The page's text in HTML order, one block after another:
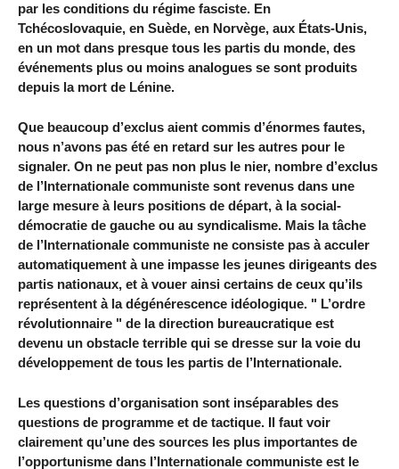
par les conditions du régime fasciste. En
Tchécoslovaquie, en Suède, en Norvège, aux États-Unis,
en un mot dans presque tous les partis du monde, des
événements plus ou moins analogues se sont produits
depuis la mort de Lénine.
Que beaucoup d’exclus aient commis d’énormes fautes,
nous n’avons pas été en retard sur les autres pour le
signaler. On ne peut pas non plus le nier, nombre d’exclus
de l’Internationale communiste sont revenus dans une
large mesure à leurs positions de départ, à la social-
démocratie de gauche ou au syndicalisme. Mais la tâche
de l’Internationale communiste ne consiste pas à acculer
automatiquement à une impasse les jeunes dirigeants des
partis nationaux, et à vouer ainsi certains de ceux qu’ils
représentent à la dégénérescence idéologique. " L’ordre
révolutionnaire " de la direction bureaucratique est
devenu un obstacle terrible qui se dresse sur la voie du
développement de tous les partis de l’Internationale.
Les questions d’organisation sont inséparables des
questions de programme et de tactique. Il faut voir
clairement qu’une des sources les plus importantes de
l’opportunisme dans l’Internationale communiste est le